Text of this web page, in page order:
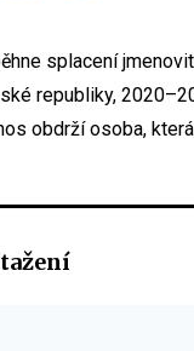
splacení
republiky,
obdrží osoba,